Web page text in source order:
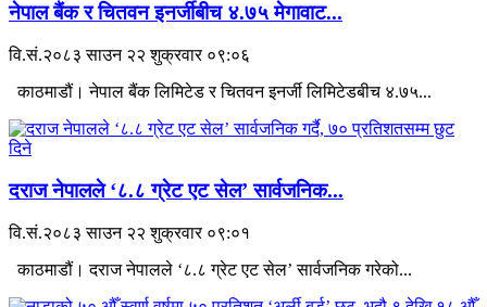
नेपाल बैंक र चितवन इनर्जीबीच ४.७५ मेगावाट...
वि.सं.२०८३ साउन २२ शुक्रवार ०९:०६
काठमाडौं। नेपाल बैंक लिमिटेड र चितवन इनर्जी लिमिटेडबीच ४.७५...
दराज नेपालले ‘८.८ ग्रेट एट सेल’ सार्वजनिक...
वि.सं.२०८३ साउन २२ शुक्रवार ०९:०१
काठमाडौं। दराज नेपालले ‘८.८ ग्रेट एट सेल’ सार्वजनिक गरेको...